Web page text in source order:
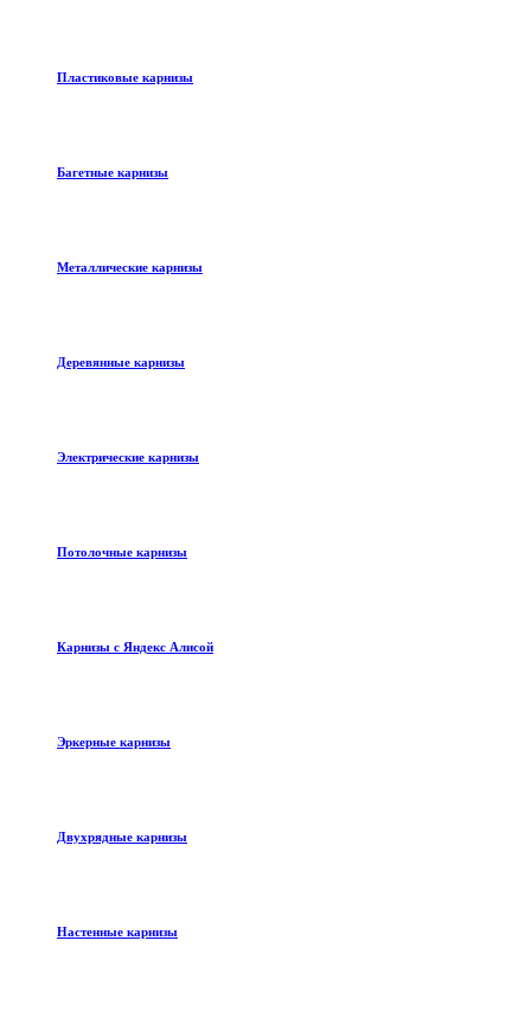
Пластиковые карнизы
Багетные карнизы
Металлические карнизы
Деревянные карнизы
Электрические карнизы
Потолочные карнизы
Карнизы с Яндекс Алисой
Эркерные карнизы
Двухрядные карнизы
Настенные карнизы